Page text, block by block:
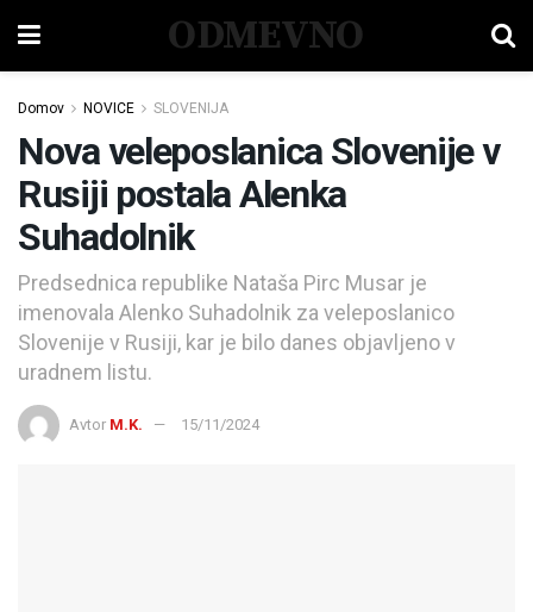
ODMEVNO
Domov NOVICE SLOVENIJA
Nova veleposlanica Slovenije v
Rusiji postala Alenka
Suhadolnik
Predsednica republike Nataša Pirc Musar je
imenovala Alenko Suhadolnik za veleposlanico
Slovenije v Rusiji, kar je bilo danes objavljeno v
uradnem listu.
Avtor M.K. 15/11/2024